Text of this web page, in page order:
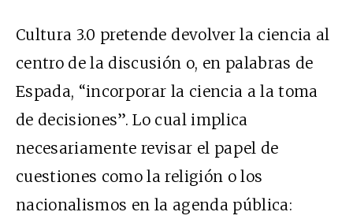
Cultura 3.0 pretende devolver la ciencia al
centro de la discusión o, en palabras de
Espada, “incorporar la ciencia a la toma
de decisiones”. Lo cual implica
necesariamente revisar el papel de
cuestiones como la religión o los
nacionalismos en la agenda pública: